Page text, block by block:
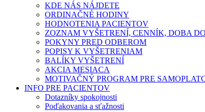
KDE NÁS NÁJDETE
ORDINAČNÉ HODINY
HODNOTENIA PACIENTOV
ZOZNAM VYŠETRENÍ, CENNÍK, DOBA
POKYNY PRED ODBEROM
POPISY K VYŠETRENIAM
BALÍKY VYŠETRENÍ
AKCIA MESIACA
MOTIVAČNÝ PROGRAM PRE
INFO PRE PACIENTOV
Dotazníky spokojnosti
Poďakovania a sťažnosti